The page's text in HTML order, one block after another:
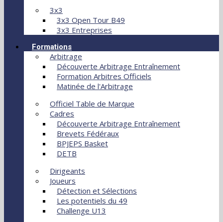
3x3
3x3 Open Tour B49
3x3 Entreprises
Formations
Arbitrage
Découverte Arbitrage Entraînement
Formation Arbitres Officiels
Matinée de l'Arbitrage
Officiel Table de Marque
Cadres
Découverte Arbitrage Entraînement
Brevets Fédéraux
BPJEPS Basket
DETB
Dirigeants
Joueurs
Détection et Sélections
Les potentiels du 49
Challenge U13